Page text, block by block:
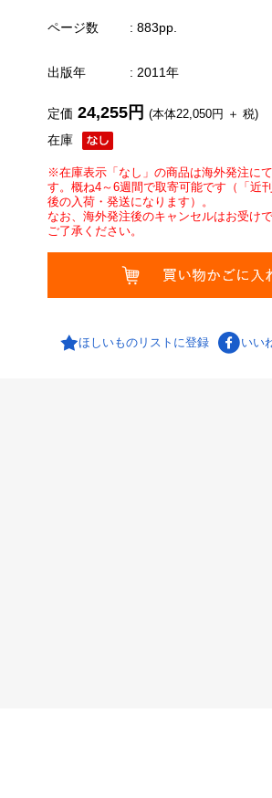
ページ数 : 883pp.
出版年 : 2011年
在庫
定価 24,255円 (本体22,050円 ＋ 税)
※在庫表示「なし」の商品は海外発注に
す。概ね4～6週間で取寄可能です（「近
後の入荷・発送になります）。
なお、海外発注後のキャンセルはお受け
ご了承ください。
ほしいものリストに登録 いい